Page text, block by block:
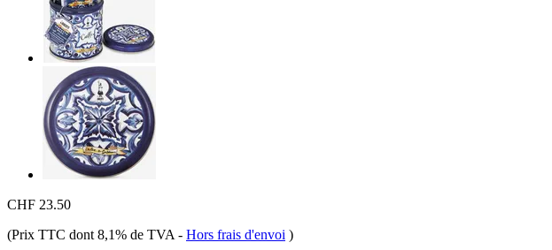
CHF 23.50
(Prix TTC dont 8,1% de TVA - Hors frais d'envoi )